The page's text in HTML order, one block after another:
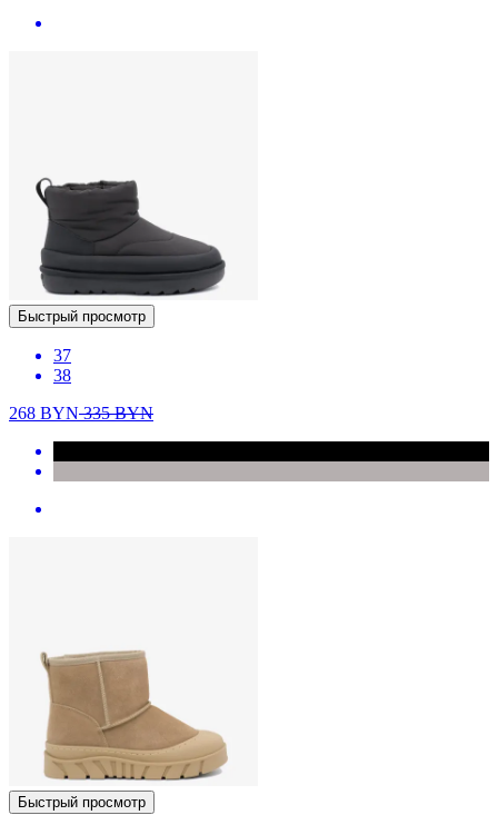
Быстрый просмотр
37
38
268 BYN335BYN
Быстрый просмотр